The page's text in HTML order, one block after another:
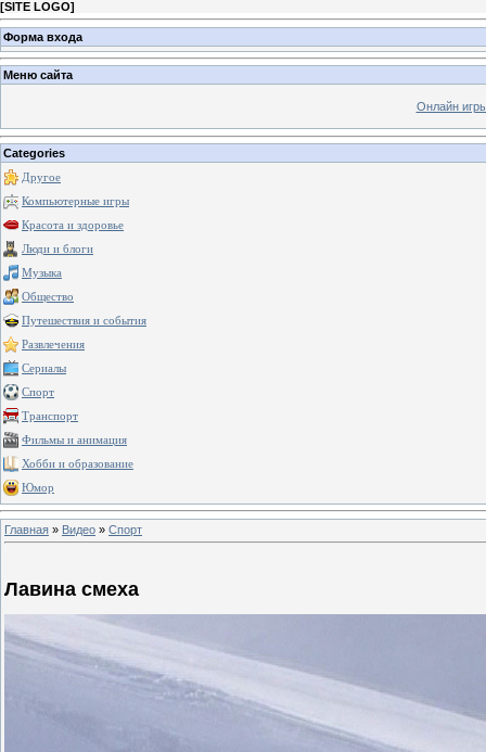
[SITE LOGO]
Форма входа
Меню сайта
Онлайн
Categories
Другое
Компьютерные игры
Красота и здоровье
Люди и блоги
Музыка
Общество
Путешествия и события
Развлечения
Сериалы
Спорт
Транспорт
Фильмы и анимация
Хобби и образование
Юмор
Главная » Видео » Спорт
Лавина смеха